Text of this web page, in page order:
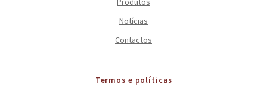
Notícias
Contactos
Termos e políticas